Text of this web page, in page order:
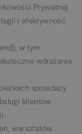
Prywatnej
i efektywność
w tym
wdrażanie
sprzedaży
klientów
warsztatów.